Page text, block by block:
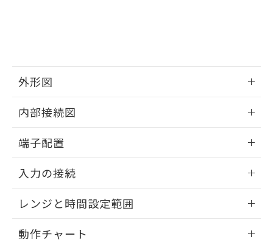
外形図
外形図
内部接続図
内部接続図
端子配置
端子配置
入力の接続
入力の接続
レンジと時間設定範囲
動作チャート
ものではありません。
また、RoHS指令のフタル酸エステル類４
物質の対応では、対応完了までの期間は出
欄に対応日を記載しておりました。
既に当社にて対応品への在庫切替を完了
していることから、特段のことがない限
り、2022年1月12日より割愛しておりま
す。